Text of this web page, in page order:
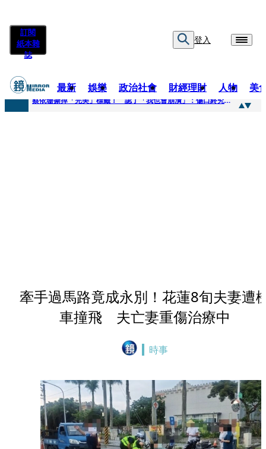
訂閱
紙本雜
誌
登入
最新 娛樂 政治社會 財經理財 人物 美
快訊
蔡依珊撕掉「完美」標籤！ 認了「我也會崩潰」：傷口終究會癒合
牽手過馬路竟成永別！花蓮8旬夫妻遭
車撞飛 夫亡妻重傷治療中
時事